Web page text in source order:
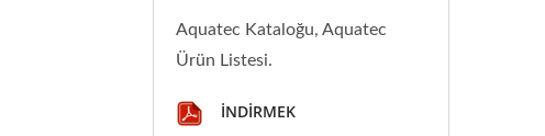
Aquatec Kataloğu, Aquatec
Ürün Listesi.
İNDIRMEK